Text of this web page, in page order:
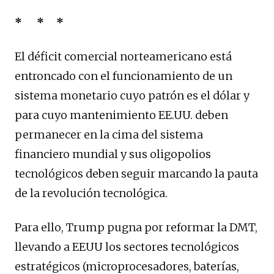
* * *
El déficit comercial norteamericano está
entroncado con el funcionamiento de un
sistema monetario cuyo patrón es el dólar y
para cuyo mantenimiento EE.UU. deben
permanecer en la cima del sistema
financiero mundial y sus oligopolios
tecnológicos deben seguir marcando la pauta
de la revolución tecnológica.
Para ello, Trump pugna por reformar la DMT,
llevando a EEUU los sectores tecnológicos
estratégicos (microprocesadores, baterías,